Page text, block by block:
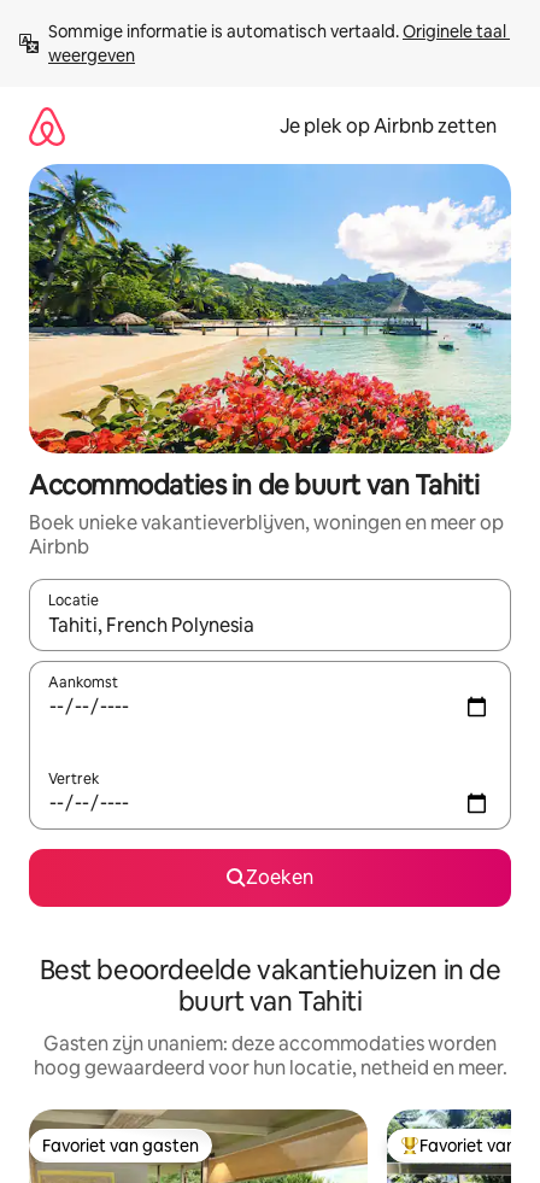
direct
naar
Sommige informatie is automatisch vertaald. Originele taal
weergeven
Je plek op Airbnb zetten
Accommodaties in de buurt van Tahiti
Boek unieke vakantieverblijven, woningen en meer op
Airbnb
Locatie
Wanneer er resultaten beschikbaar zijn, maak je een keuze
Aankomst
Vertrek
Zoeken
Best beoordeelde vakantiehuizen in de
buurt van Tahiti
Gasten zijn unaniem: deze accommodaties worden
hoog gewaardeerd voor hun locatie, netheid en meer.
Favoriet van gasten
Favoriet van gasten Topfavoriet van
Favoriet van